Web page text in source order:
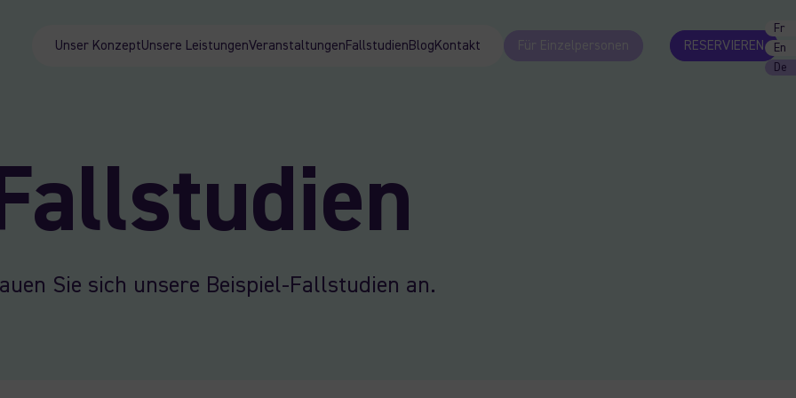
Unser KonzeptUnsere LeistungenVeranstaltungen Fallstudien Blog Kontakt Für Einzelpersonen RESERVIEREN
Fr
En
De
Sie sich unsere Beispiel-Fallstudien an.